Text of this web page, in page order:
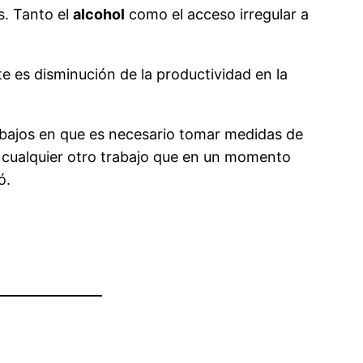
Tanto el alcohol como el acceso irregular a
es disminución de la productividad en la
en que es necesario tomar medidas de
otro trabajo que en un momento